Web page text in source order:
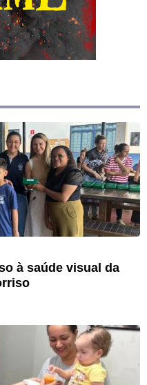
à saúde visual da